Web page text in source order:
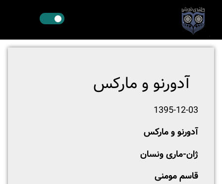
آدورنو و مارکس
1395-12-03
آدورنو و مارکس
ژان-ماری ونسان
قاسم مومنی